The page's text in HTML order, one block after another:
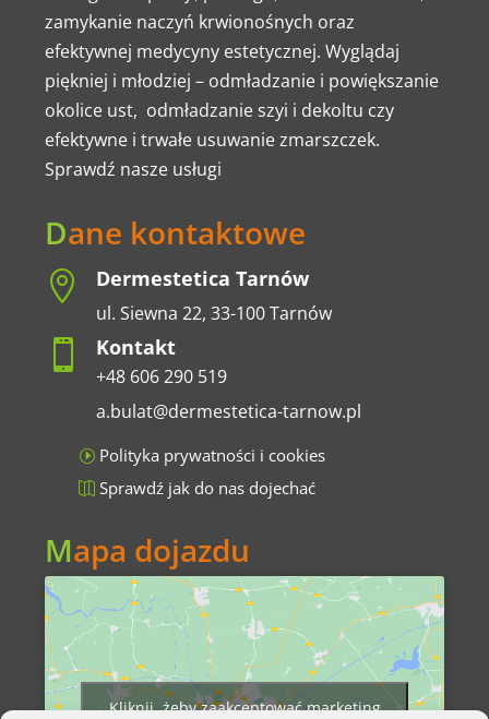
zamykanie naczyń krwionośnych oraz
efektywnej medycyny estetycznej. Wyglądaj
piękniej i młodziej – odmładzanie i powiększanie
okolice ust, odmładzanie szyi i dekoltu czy
efektywne i trwałe usuwanie zmarszczek.
Sprawdź nasze usługi
Dane kontaktowe
 Dermestetica Tarnów
ul. Siewna 22, 33-100 Tarnów
 Kontakt
+48 606 290 519
a.bulat@dermestetica-tarnow.pl
Polityka prywatności i cookies
Sprawdź jak do nas dojechać
Mapa dojazdu
Kliknij, żeby zaakceptować marketing